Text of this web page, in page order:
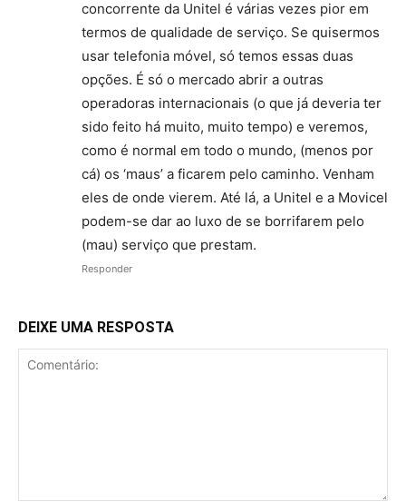
concorrente da Unitel é várias vezes pior em
termos de qualidade de serviço. Se quisermos
usar telefonia móvel, só temos essas duas
opções. É só o mercado abrir a outras
operadoras internacionais (o que já deveria ter
sido feito há muito, muito tempo) e veremos,
como é normal em todo o mundo, (menos por
cá) os ‘maus’ a ficarem pelo caminho. Venham
eles de onde vierem. Até lá, a Unitel e a Movicel
podem-se dar ao luxo de se borrifarem pelo
(mau) serviço que prestam.
Responder
DEIXE UMA RESPOSTA